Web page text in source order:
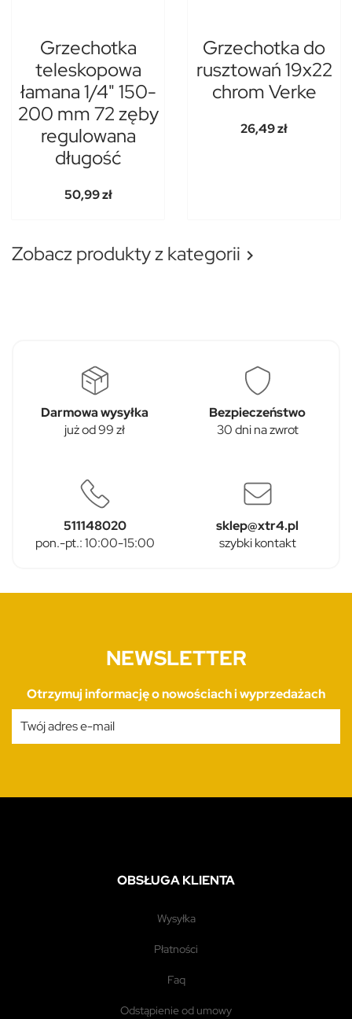
Grzechotka
teleskopowa
łamana 1/4" 150-
200 mm 72 zęby
regulowana
długość
50,99 zł
Grzechotka do
rusztowań 19x22
chrom Verke
26,49 zł
Zobacz produkty z kategorii 
Darmowa wysyłka
już od 99 zł
Bezpieczeństwo
30 dni na zwrot
511148020
pon.-pt.: 10:00-15:00
sklep@xtr4.pl
szybki kontakt
NEWSLETTER
Otrzymuj informację o nowościach i wyprzedażach
OBSŁUGA KLIENTA
wysyłka
płatności
faq
odstąpienie od umowy